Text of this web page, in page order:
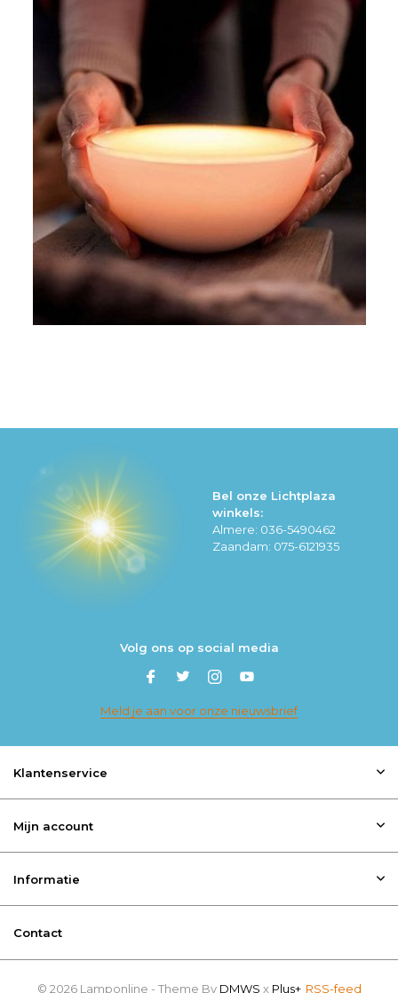
Bel onze Lichtplaza
winkels:
Almere: 036-5490462
Zaandam: 075-6121935
Volg ons op social media
Meld je aan voor onze nieuwsbrief
Klantenservice
Mijn account
Informatie
Contact
© 2026 Lamponline - Theme By DMWS x Plus+ RSS-feed